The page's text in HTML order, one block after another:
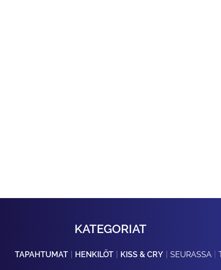
KATEGORIAT
TAPAHTUMAT HENKILÖT KISS & CRY SEURASSA